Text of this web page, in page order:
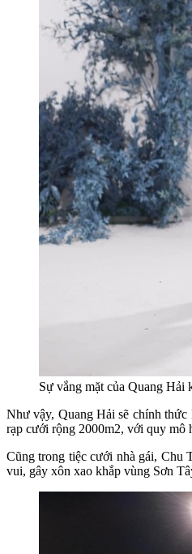
Sự vắng mặt của Quang Hải
Như vậy, Quang Hải sẽ chính
rạp cưới rộng 2000m2, với quy mô
Cũng trong tiệc cưới nhà gái, Chu
vui, gây xôn xao khắp vùng Sơn